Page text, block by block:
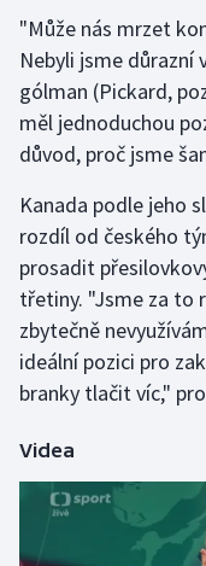
Futsal
Golf
Gymnastika
Jezdectví
Judo
Krasobruslení
Lyže a snowboard
Moderní pětiboj
"Může nás mrzet
Nebyli jsme důrazní
gólman (Pickard,
měl jednoduchou
důvod, proč jsme
Kanada podle jeho
rozdíl od českého
prosadit
třetiny. "Jsme za to
zbytečně
ideální pozici pro
branky tlačit víc,"
Videa